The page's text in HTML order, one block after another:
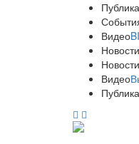
Видео
Новости
Новости
Видео